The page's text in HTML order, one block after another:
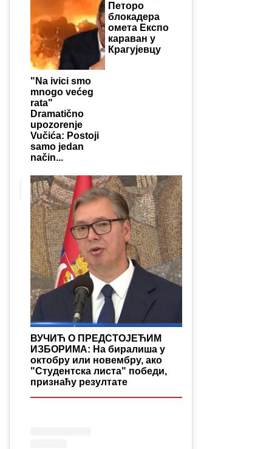
"Na ivici smo
mnogo većeg
rata"
Dramatično
upozorenje
Vučića: Postoji
samo jedan
način...
Петоро
блокадера
омета Експо
караван у
Крагујевцу
ВУЧИЋ О ПРЕДСТОЈЕЋИМ
ИЗБОРИМА: На биралиша у
октобру или новембру, ако
"Студентска листа" победи,
признаћу резултате